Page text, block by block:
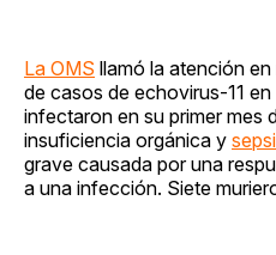
La OMS llamó la atención
de casos de echovirus-11
infectaron en su primer mes
insuficiencia orgánica y
grave causada por una
a una infección. Siete